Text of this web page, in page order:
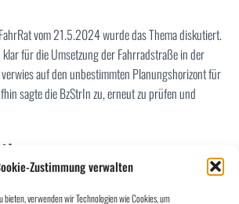
Zustimmung verwalten
bieten, verwenden wir Technologien wie Cookies, um
vom 21.5.2024 wurde das Thema diskutiert.
für die Umsetzung der Fahrradstraße in der
auf den unbestimmten Planungshorizont für
sagte die BzStrIn zu, erneut zu prüfen und